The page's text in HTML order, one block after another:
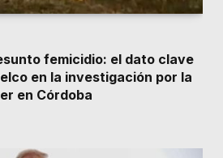
femicidio: el dato clave
en la investigación por la
en Córdoba